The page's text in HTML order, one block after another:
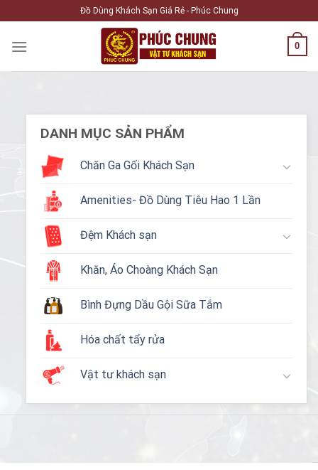
to
content
Đồ Dùng Khách Sạn Giá Rẻ - Phúc Chung
0
DANH MỤC SẢN PHẨM
Chăn Ga Gối Khách Sạn
Amenities- Đồ Dùng Tiêu Hao 1 Lần
Đệm Khách sạn
Khăn, Áo Choàng Khách Sạn
Bình Đựng Dầu Gội Sữa Tắm
Hóa chất tẩy rửa
Vật tư khách sạn